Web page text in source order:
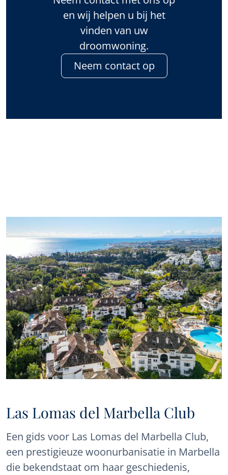
en wij helpen u bij het
vinden van uw
droomwoning.
Neem contact op
Las Lomas del Marbella Club
Een gids voor Las Lomas del Marbella Club,
een prestigieuze woonurbanisatie in Marbella
die bekendstaat om haar geschiedenis,